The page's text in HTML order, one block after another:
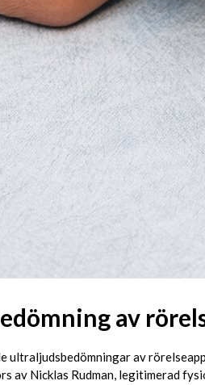
av
ultraljudsbedömningar av
av Nicklas Rudman, legitimerad